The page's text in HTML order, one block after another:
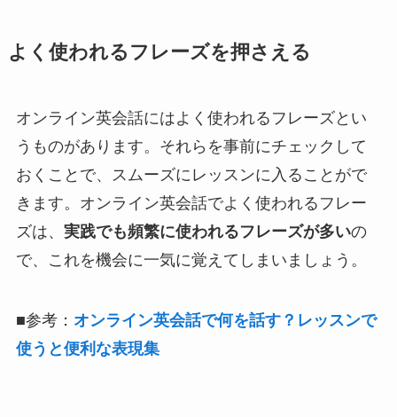
よく使われるフレーズを押さえる
オンライン英会話にはよく使われるフレーズとい
うものがあります。それらを事前にチェックして
おくことで、スムーズにレッスンに入ることがで
きます。オンライン英会話でよく使われるフレー
ズは、 実践でも頻繁に使われるフレーズが多いの
で、これを機会に一気に覚えてしまいましょう。
■参考： オンライン英会話で何を話す？レッスンで
使うと便利な表現集